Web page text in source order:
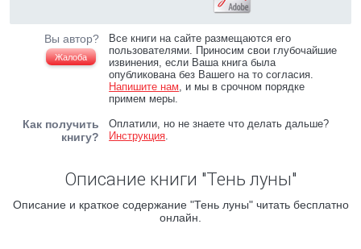
Вы автор?
Жалоба
Все книги на сайте размещаются его
пользователями. Приносим свои глубочайшие
извинения, если Ваша книга была
опубликована без Вашего на то согласия.
Напишите нам, и мы в срочном порядке
примем меры.
Как получить
книгу?
Оплатили, но не знаете что делать дальше?
Инструкция.
Описание книги "Тень луны"
Описание и краткое содержание "Тень луны" читать бесплатно
онлайн.